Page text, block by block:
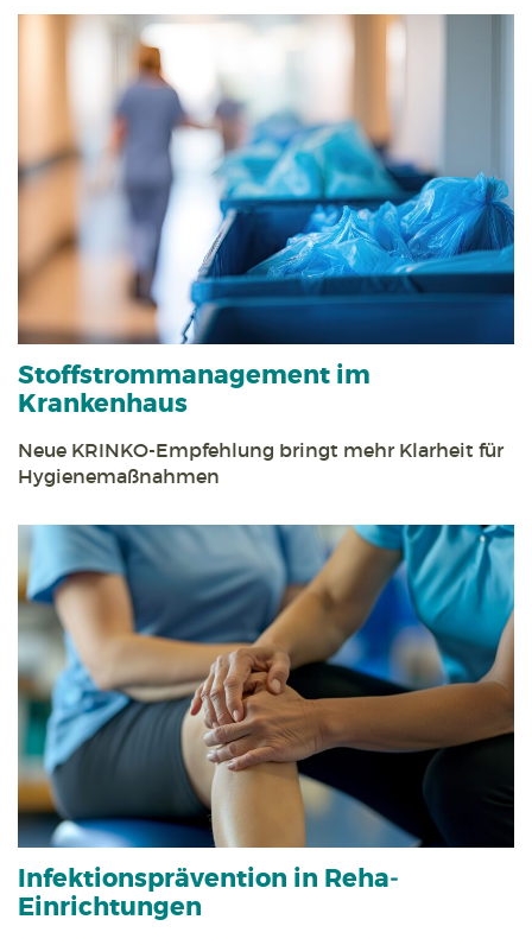
Stoff­strom­management im
Krankenhaus
Neue KRINKO-Empfehlung bringt mehr Klarheit für
Hygienemaßnahmen
Infektions­prävention in Reha­
Einrichtungen